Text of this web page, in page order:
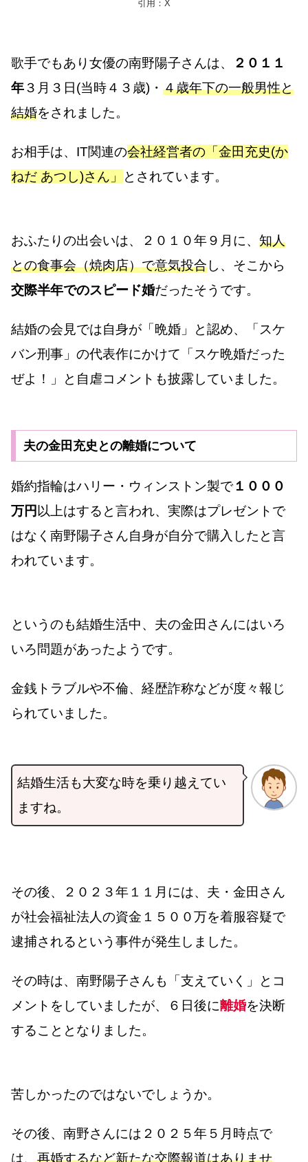
引用：X
歌手でもあり女優の南野陽子さんは、
２０１１
年３月３日(当時４３歳)・ ４歳年下の一般男性と
結婚をされました。
お相手は、IT関連の会社経営者の「金田充史(か
ねだ あつし)さん」
とされています。
おふたりの出会いは、２０１０年９月に、 知人
との食事会（焼肉店）で意気投合し、そこから
交際半年でのスピード婚だったそうです。
結婚の会見では自身が「晩婚」と認め、「スケ
バン刑事」の代表作にかけて「スケ晩婚だった
ぜよ！」と自虐コメントも披露していました。
夫の金田充史との離婚について
婚約指輪はハリー・ウィンストン製で １０００
万円 以上はすると言われ、実際はプレゼントで
はなく南野陽子さん自身が自分で購入したと言
われています。
というのも結婚生活中、夫の金田さんにはいろ
いろ問題があったようです。
金銭トラブルや不倫、経歴詐称などが度々報じ
られていました。
結婚生活も大変な時を乗り越えてい
ますね。
その後、２０２３年１１月には、夫・金田さん
が社会福祉法人の資金１５００万を着服容疑で
逮捕されるという事件が発生しました。
その時は、南野陽子さんも「支えていく」とコ
メントをしていましたが、６日後に離婚を決断
することとなりました。
苦しかったのではないでしょうか。
その後、南野さんには２０２５年５月時点で
は、 再婚するなど新たな交際報道はありませ